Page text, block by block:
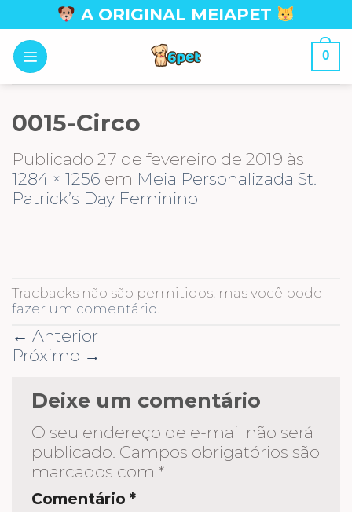
to
content
A ORIGINAL MEIAPET
0
0015-Circo
Publicado 27 de fevereiro de 2019 às
1284 × 1256 em Meia Personalizada St.
Patrick’s Day Feminino
Tracbacks não são permitidos, mas você pode
fazer um comentário.
← Anterior
Próximo →
Deixe um comentário
O seu endereço de e-mail não será
publicado. Campos obrigatórios são
marcados com *
Comentário *